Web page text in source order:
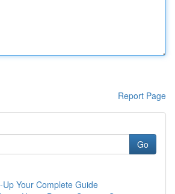
Report Page
Go
Up Your Complete Guide